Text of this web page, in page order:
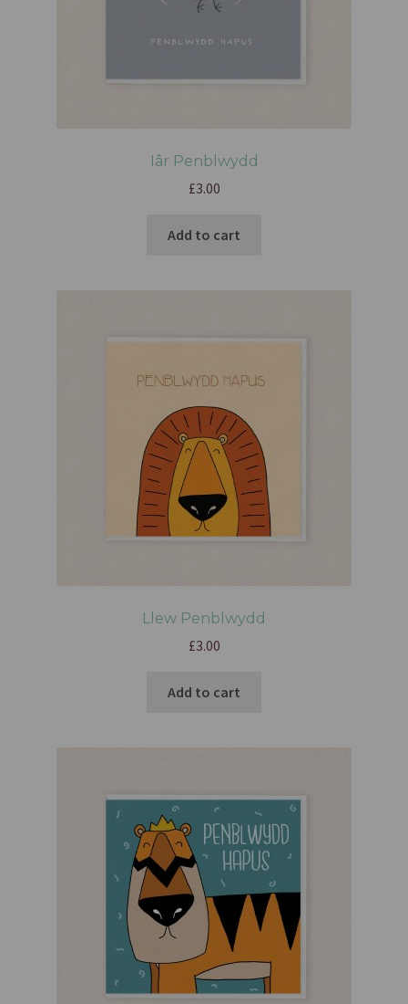
Iâr Penblwydd
£3.00
Add to cart
Llew Penblwydd
£3.00
Add to cart